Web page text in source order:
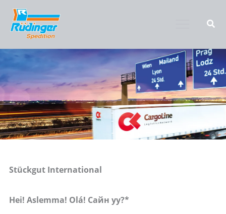
Zum
Inhalt
springen
Stückgut International
Hei! Aslemma! Olá! Сайн уу?*